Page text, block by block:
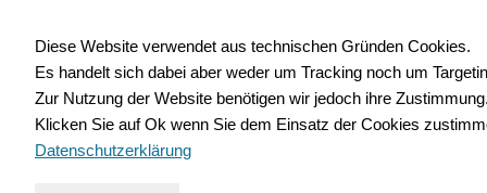
für Handwerk,
Diese Website verwendet aus technischen Gründen Cookies.
Es handelt sich dabei aber weder um Tracking noch um
Zur Nutzung der Website benötigen wir jedoch ihre Zustimmung.
Klicken Sie auf Ok wenn Sie dem Einsatz der Cookies
Datenschutzerklärung